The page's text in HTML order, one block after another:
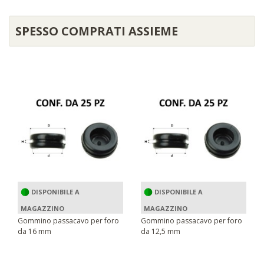
SPESSO COMPRATI ASSIEME
DISPONIBILE A
MAGAZZINO
Gommino passacavo per foro
da 16 mm
DISPONIBILE A
MAGAZZINO
Gommino passacavo per foro
da 12,5 mm